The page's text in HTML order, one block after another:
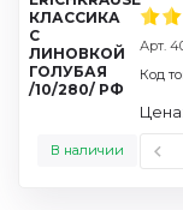
Арт.
В наличии
Код
Цена: